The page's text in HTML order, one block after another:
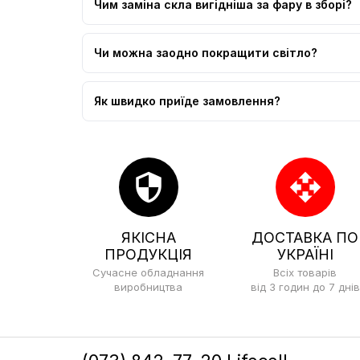
Чим заміна скла вигідніша за фару в зборі?
Чи можна заодно покращити світло?
Як швидко приїде замовлення?
security
ЯКІСНА
ПРОДУКЦІЯ
Сучасне обладнання
виробництва
open_with
ДОСТАВКА ПО
УКРАЇНІ
Всіх товарів
від 3 годин до 7 днів